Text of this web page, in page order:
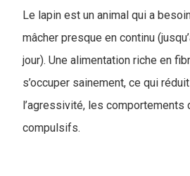
Le lapin est un animal qui a
mâcher presque en continu
jour). Une alimentation riche en
s’occuper sainement, ce qui réduit
l’agressivité, les comportements
compulsifs.